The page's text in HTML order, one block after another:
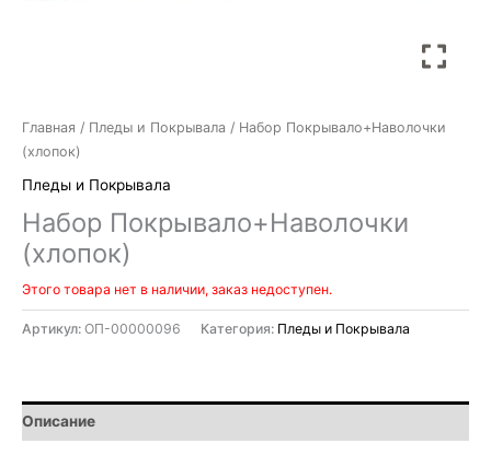
Главная / Пледы и Покрывала / Набор Покрывало+Наволочки
(хлопок)
Пледы и Покрывала
Набор Покрывало+Наволочки
(хлопок)
Этого товара нет в наличии, заказ недоступен.
Артикул: ОП-00000096 Категория: Пледы и Покрывала
Описание